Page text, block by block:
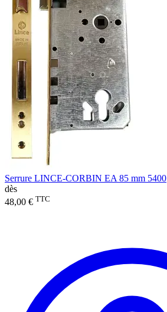
Serrure LINCE-CORBIN EA 85 mm 5400
dès
48,00 € TTC